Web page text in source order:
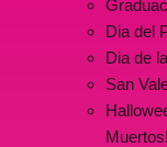
Dia del
Dia de
San
Muertos!